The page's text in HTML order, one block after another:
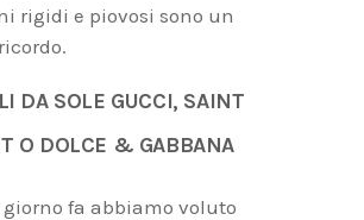
rigidi e piovosi sono un
DA SOLE GUCCI, SAINT
O DOLCE & GABBANA
fa abbiamo voluto